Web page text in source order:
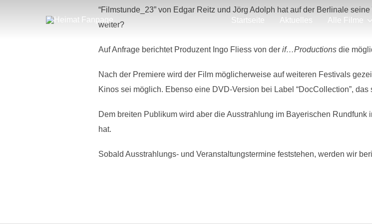
Startseite Aktuelles Alle Filme
“Filmstunde_23” von Edgar Reitz und Jörg Adolph hat auf der Berlinale
weiter?
Auf Anfrage berichtet Produzent Ingo Fliess von der if…Productions die
Nach der Premiere wird der Film möglicherweise auf weiteren Festivals
Kinos sei möglich. Ebenso eine DVD-Version bei Label “DocCollection”,
Dem breiten Publikum wird aber die Ausstrahlung im Bayerischen
hat.
Sobald Ausstrahlungs- und Veranstaltungstermine feststehen, werden wir